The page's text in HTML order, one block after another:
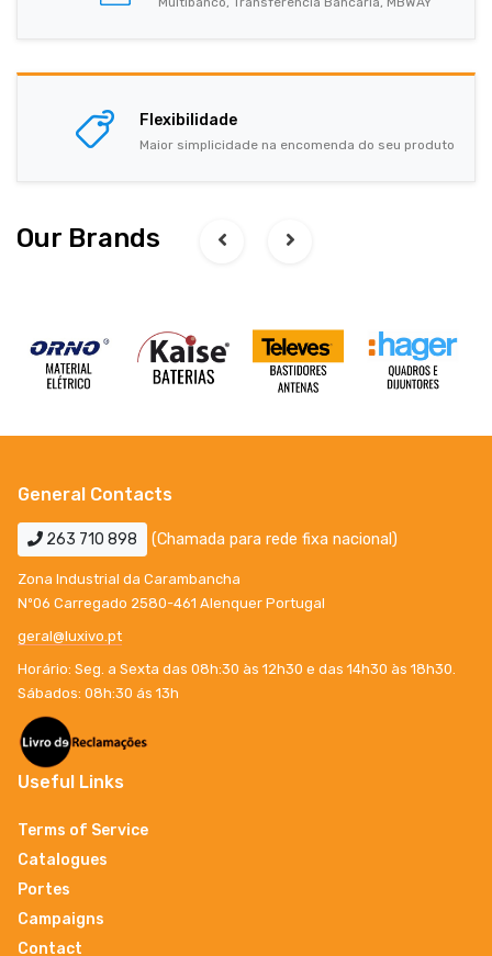
Flexibilidade
Maior simplicidade na encomenda do seu produto
Our Brands
General Contacts
263 710 898 (Chamada para rede fixa nacional)
Zona Industrial da Carambancha
Nº06 Carregado 2580-461 Alenquer Portugal
geral@luxivo.pt
Horário: Seg. a Sexta das 08h:30 às 12h30 e das 14h30 às 18h30.
Sábados: 08h:30 ás 13h
Useful Links
Terms of Service
Catalogues
Portes
Campaigns
Contact